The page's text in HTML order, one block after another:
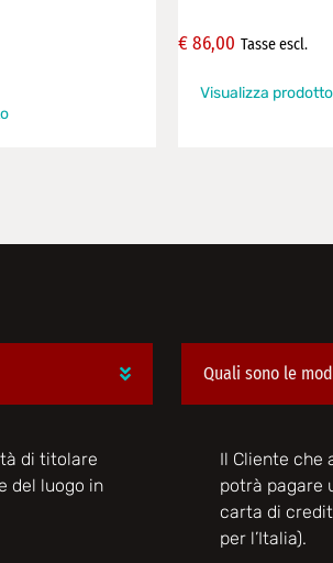
€86,00 Tasse escl.
Visualizza prodotto
di titolare
del luogo in
Quali sono le
Il Cliente che
potrà pagare
carta di
per l’Italia).